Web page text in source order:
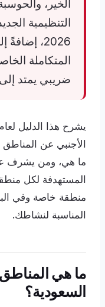
الخير،
2026،
المتكاملة
ضريبي يمتد إلى 50 عاماً.
الأجنبي عن
ما هي، ومن يشرف
المستهدفة لكل
منطقة خاصة وفي
المناسبة لنشاطك.
ما هي
السعودية؟